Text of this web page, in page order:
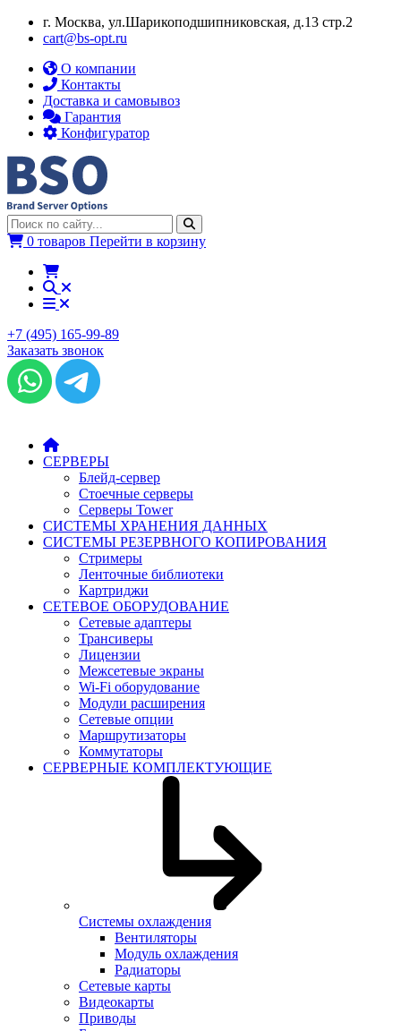
г. Москва, ул.​​Шарикоподшипниковская, д.13 стр.2
cart@bs-opt.ru
О компании
Контакты
Доставка и самовывоз
Гарантия
Конфигуратор
0 товаров Перейти в корзину
+7 (495) 165-99-89
Заказать звонок
СЕРВЕРЫ
Блейд-сервер
Стоечные серверы
Серверы Tower
СИСТЕМЫ ХРАНЕНИЯ ДАННЫХ
СИСТЕМЫ РЕЗЕРВНОГО КОПИРОВАНИЯ
Стримеры
Ленточные библиотеки
Картриджи
СЕТЕВОЕ ОБОРУДОВАНИЕ
Сетевые адаптеры
Трансиверы
Лицензии
Межсетевые экраны
Wi-Fi оборудование
Модули расширения
Сетевые опции
Маршрутизаторы
Коммутаторы
СЕРВЕРНЫЕ КОМПЛЕКТУЮЩИЕ
Системы охлаждения
Вентиляторы
Модуль охлаждения
Радиаторы
Сетевые карты
Видеокарты
Приводы